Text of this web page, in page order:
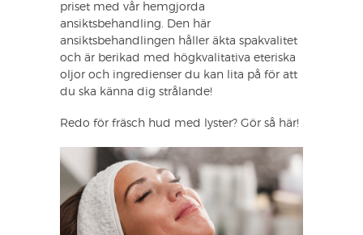
priset med vår hemgjorda
ansiktsbehandling. Den här
ansiktsbehandlingen håller äkta spakvalitet
och är berikad med högkvalitativa eteriska
oljor och ingredienser du kan lita på för att
du ska känna dig strålande!
Redo för fräsch hud med lyster? Gör så här!